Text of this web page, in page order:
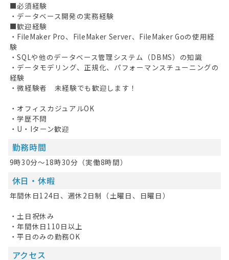
■必須経験
・データベース開発の実務経験
■歓迎経験
・FileMaker Pro、FileMaker Server、FileMaker Goの使用経
験
・SQLや他のデータベース管理システム（DBMS）の知識
・データモデリング、正規化、パフォーマンスチューニングの
経験
・微経験者 未経験でも歓迎します！
・オフィスカジュアルOK
・学歴不問
・U・Iターン歓迎
勤務時間
9時30分～18時30分（実働8時間）
休日・休暇
年間休日124日、週休2日制（土曜日、日曜日）
・土日祝休み
・年間休日110日以上
・平日のみの勤務OK
アクセス